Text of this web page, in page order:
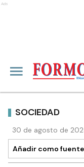
Ads
SOCIEDAD
30 de agosto de
Añadir como